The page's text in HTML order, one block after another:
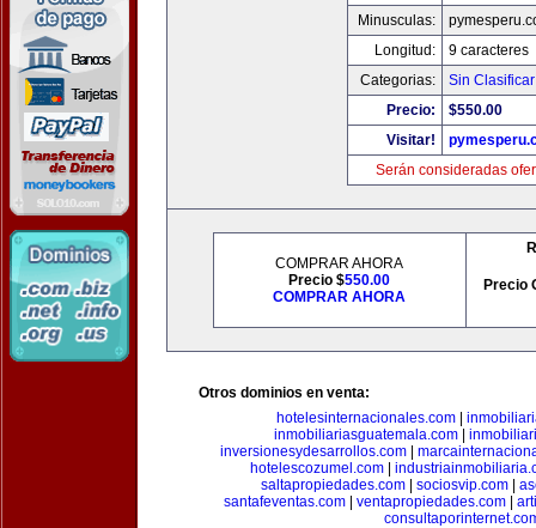
Minusculas:
Longitud:
9 caracteres
Categorias:
Sin Clasificar
Precio:
$550.00
Visitar!
Serán consideradas
COMPRAR AHORA
Precio $550.00
COMPRAR AHORA
Precio
Otros dominios en venta:
hotelesinternacionales.com|
inmobiliariasguatemala.com
inversionesydesarrollos.com|
hotelescozumel.com
saltapropiedades.com| sociosvip.com|
santafeventas.com| ventapropiedades.com|